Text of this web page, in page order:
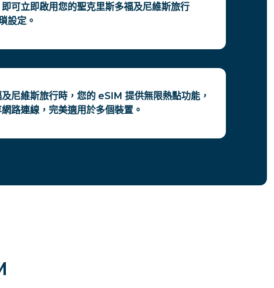
可立即啟用您的聖克里斯多福及尼維斯旅行
設定。
尼維斯旅行時，您的 eSIM 提供無限熱點功能，
路連線，完美適用於多個裝置。